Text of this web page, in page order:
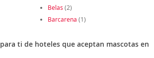
Belas (2)
Barcarena (1)
ti de hoteles que aceptan mascotas en